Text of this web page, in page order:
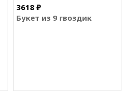
3618 ₽
Букет из 9 гвоздик